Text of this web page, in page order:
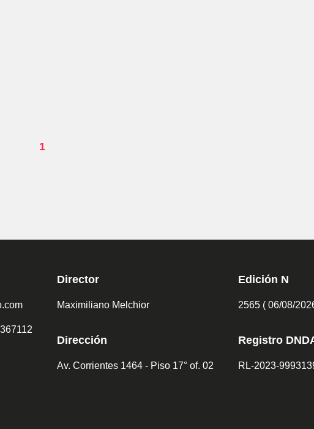
1
Director
Maximiliano Melchior
Dirección
Av. Corrientes 1464 - Piso 17° of. 02
Edición N
2565 ( 06/08/
Registro
RL-2023-